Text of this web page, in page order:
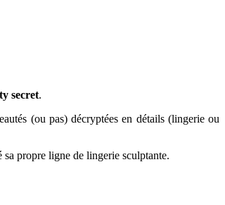
secret.
(ou pas) décryptées en détails (lingerie ou
propre ligne de lingerie sculptante.